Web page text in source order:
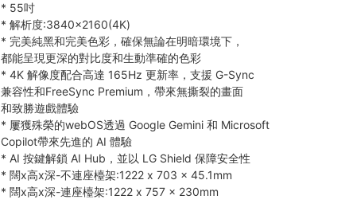
* 55吋
* 解析度:3840×2160(4K)
* 完美純黑和完美色彩，確保無論在明暗環境下，
都能呈現更深的對比度和生動準確的色彩
* 4K 解像度配合高達 165Hz 更新率，支援 G-Sync
兼容性和FreeSync Premium，帶來無撕裂的畫面
和致勝遊戲體驗
* 屢獲殊榮的webOS透過 Google Gemini 和 Microsoft
Copilot帶來先進的 AI 體驗
* AI 按鍵解鎖 AI Hub，並以 LG Shield 保障安全性
* 闊x高x深-不連座檯架:1222 x 703 x 45.1mm
* 闊x高x深-連座檯架:1222 x 757 x 230mm